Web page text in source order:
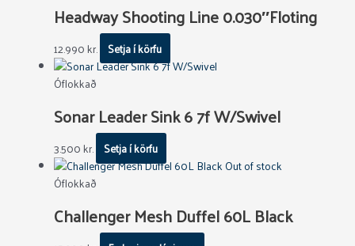
Headway Shooting Line 0.030″Floting
12.990kr. Setja í körfu
Óflokkað
Sonar Leader Sink 6 7f W/Swivel
3.500kr. Setja í körfu
Out of stock
Óflokkað
Challenger Mesh Duffel 60L Black